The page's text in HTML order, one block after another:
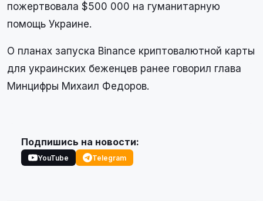
пожертвовала $500 000 на гуманитарную
помощь Украине.
О планах запуска Binance криптовалютной карты
для украинских беженцев ранее говорил глава
Минцифры Михаил Федоров.
Подпишись на новости:
YouTube Telegram